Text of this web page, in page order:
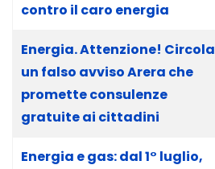
contro il caro energia
Energia. Attenzione! Circola
un falso avviso Arera che
promette consulenze
gratuite ai cittadini
Energia e gas: dal 1° luglio,